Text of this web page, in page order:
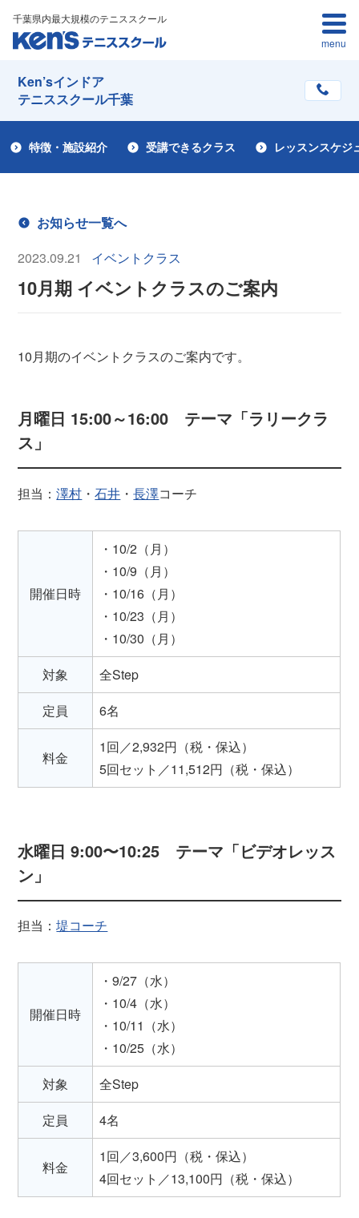
千葉県内最大規模のテニススクール
menu
Ken’sインドア
テニススクール千葉
特徴・施設紹介 受講できるクラス レッスンスケジ
お知らせ一覧へ
2023.09.21
イベントクラス
10月期 イベントクラスのご案内
10月期のイベントクラスのご案内です。
月曜日 15:00～16:00 テーマ「ラリークラ
ス」
担当：澤村 ・石井 ・長澤コーチ
開催日時
・10/2（月）
・10/9（月）
・10/16（月）
・10/23（月）
・10/30（月）
対象
全Step
定員
6名
料金
1回／2,932円（税・保込）
5回セット／11,512円（税・保込）
水曜日 9:00〜10:25 テーマ「ビデオレッス
ン」
担当：堤コーチ
開催日時
・9/27（水）
・10/4（水）
・10/11（水）
・10/25（水）
対象
全Step
定員
4名
料金
1回／3,600円（税・保込）
4回セット／13,100円（税・保込）